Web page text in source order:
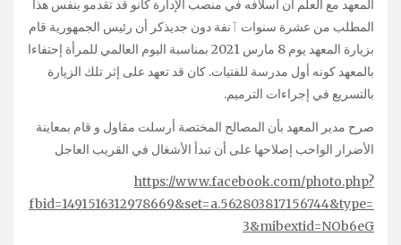
المعهد مع العلم أن أسلافه في منصب الإدارة كانو قد تقدمو بنفس هذا
المطلب من عشرة سنوات ٱنفة دون جديذكر أن رئيس الجمهورية قام
بزيارة المعهد يوم 8 مارس 2021 بمناسبة اليوم العالمي للمرأة إحتفاءا
بالمعهد كونه أول مدرسة للفتيات. كان قد تعهد على إثر تلك الزيارة
بالتسريع في إجراءات الترميم.
صرح مدير المعهد بأن المصالح المختصة أرسلت مقاول و قام بمعاينة
الأضرار الواحب إصلاحها على أن تبدأ الأشغال في القريب العاجل
https://www.facebook.com/photo.php?
fbid=1491516312978669&set=a.562803817156744&type=
3&mibextid=NOb6eG